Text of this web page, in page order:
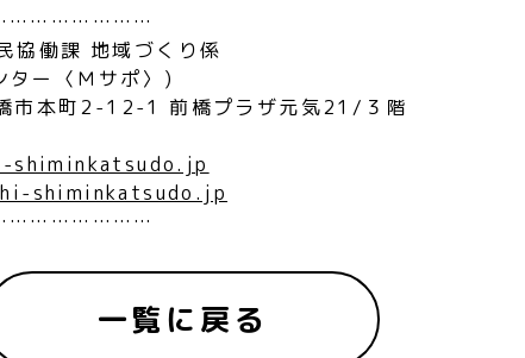
協働課 地域づくり係
ター〈Ｍサポ〉)
市本町2-12-1 前橋プラザ元気21/３階
shiminkatsudo.jp
shiminkatsudo.jp
一覧に戻る